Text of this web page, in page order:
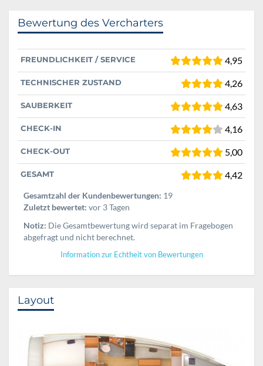
Bewertung des Vercharters
FREUNDLICHKEIT / SERVICE 4,95
TECHNISCHER ZUSTAND 4,26
SAUBERKEIT 4,63
CHECK-IN 4,16
CHECK-OUT 5,00
GESAMT 4,42
Gesamtzahl der Kundenbewertungen: 19
Zuletzt bewertet: vor 3 Tagen
Notiz: Die Gesamtbewertung wird separat im Fragebogen
abgefragt und nicht berechnet.
Information zur Echtheit von Bewertungen
Layout